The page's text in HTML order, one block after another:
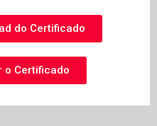
do Certificado
o Certificado